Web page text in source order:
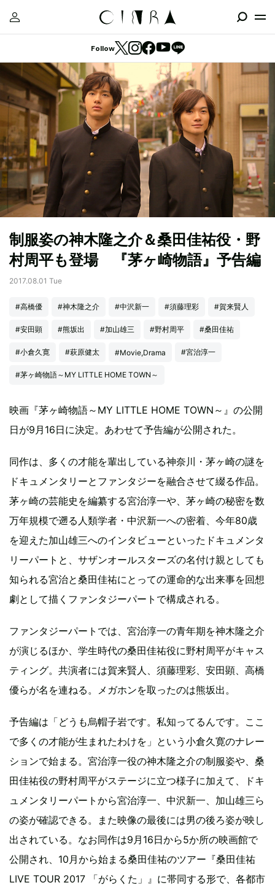
Follow
制服姿の神木隆之介＆桑田佳祐役・野
村周平も登場 『茅ヶ崎物語』予告編
2017.08.01 Tue
#高橋優 #神木隆之介 #中沢新一 #須藤理彩 #賀来賢人
#安田顕 #熊坂出 #加山雄三 #野村周平 #桑田佳祐
#小倉久寛 #萩原健太 #Movie,Drama #宮治淳一
#茅ヶ崎物語～MY LITTLE HOME TOWN～
映画『茅ヶ崎物語～MY LITTLE HOME TOWN～』の公開
日が9月16日に決定。あわせて予告編が公開された。
同作は、多くの才能を輩出している神奈川・茅ヶ崎の謎を
ドキュメンタリーとファンタジーを融合させて綴る作品。
茅ヶ崎の芸能史を編纂する宮治淳一や、茅ヶ崎の秘密を数
万年規模で遡る人類学者・中沢新一への密着、今年80歳
を迎えた加山雄三へのインタビューといったドキュメンタ
リーパートと、サザンオールスターズの名付け親としても
知られる宮治と桑田佳祐にとっての運命的な出来事を回想
劇として描くファンタジーパートで構成される。
ファンタジーパートでは、宮治淳一の青年期を神木隆之介
が演じるほか、学生時代の桑田佳祐役に野村周平がキャス
ティング。共演者には賀来賢人、須藤理彩、安田顕、高橋
優らが名を連ねる。メガホンを取ったのは熊坂出。
予告編は「どうも烏帽子岩です。私知ってるんです。ここ
で多くの才能が生まれたわけを」という小倉久寛のナレー
ションで始まる。宮治淳一役の神木隆之介の制服姿や、桑
田佳祐役の野村周平がステージに立つ様子に加えて、ドキ
ュメンタリーパートから宮治淳一、中沢新一、加山雄三ら
の姿が確認できる。また映像の最後には男の後ろ姿が映し
出されている。なお同作は9月16日から5か所の映画館で
公開され、10月から始まる桑田佳祐のツアー『桑田佳祐
LIVE TOUR 2017 「がらくた」』に帯同する形で、各都市